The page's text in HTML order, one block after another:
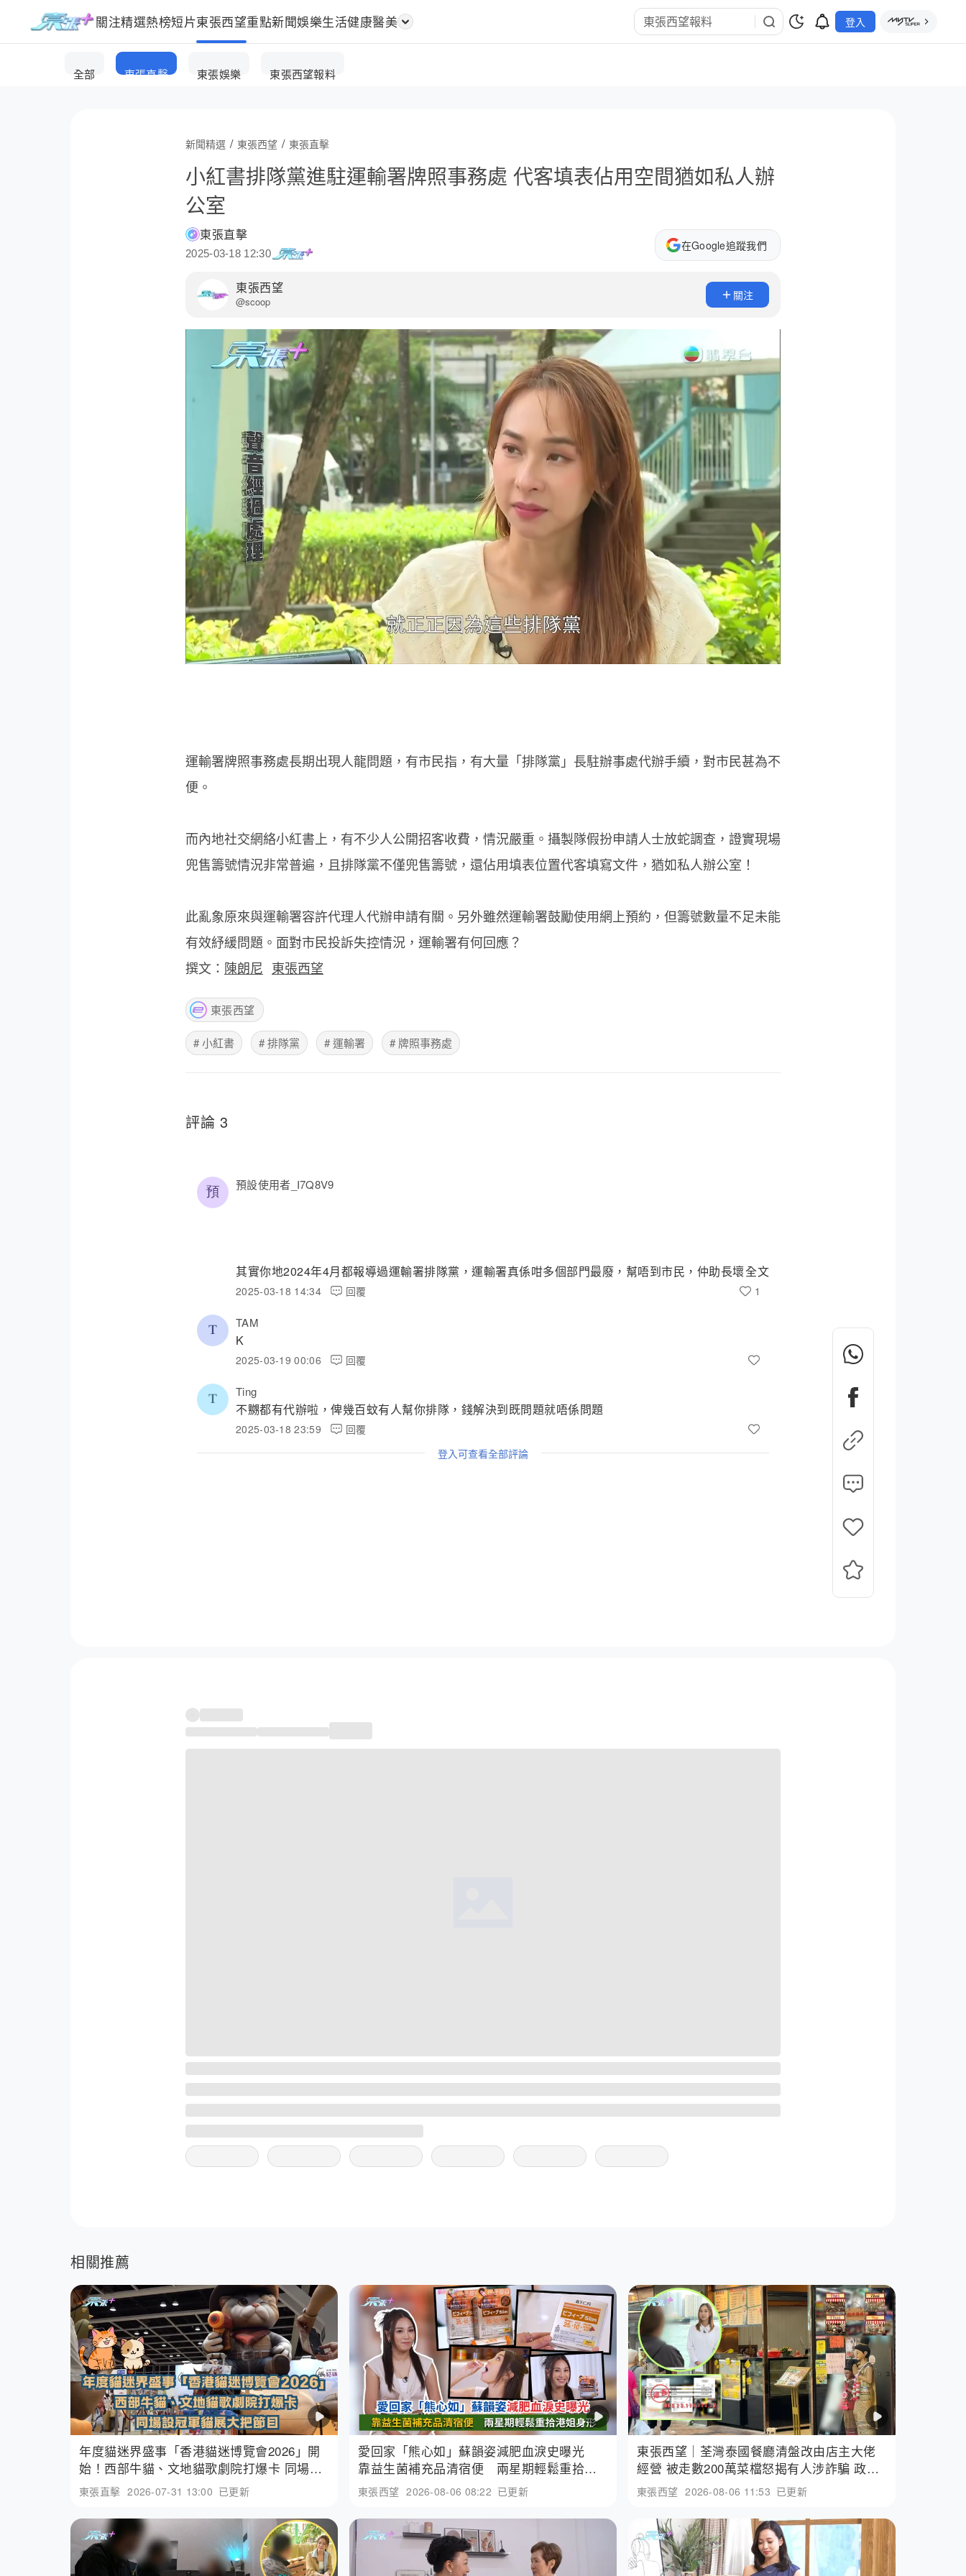
關注精選熱榜短片東張西望重點新聞娛樂生活健康醫美 登入
全部 東張直擊 東張娛樂 東張西望報料
新聞精選 / 東張西望 / 東張直擊
小紅書排隊黨進駐運輸署牌照事務處 代客填表佔用空間猶如私人辦
公室
東張直擊
2025-03-18 12:30
在Google追蹤我們
東張西望
@scoop 關注
運輸署牌照事務處長期出現人龍問題，有市民指，有大量「排隊黨」長駐辦事處代辦手續，對市民甚為不
便。
而內地社交網絡小紅書上，有不少人公開招客收費，情況嚴重。攝製隊假扮申請人士放蛇調查，證實現場
兜售籌號情況非常普遍，且排隊黨不僅兜售籌號，還佔用填表位置代客填寫文件，猶如私人辦公室！
此亂象原來與運輸署容許代理人代辦申請有關。另外雖然運輸署鼓勵使用網上預約，但籌號數量不足未能
有效紓緩問題。面對市民投訴失控情況，運輸署有何回應？
撰文： 陳朗尼 東張西望
東張西望
# 小紅書 # 排隊黨 # 運輸署 # 牌照事務處
評論 3
預設使用者_I7Q8V9
全文
其實你地2024年4月都報導過運輸署排隊黨，運輸署真係咁多個部門最廢，幫唔到市民，仲助長壞
行為。
我之前去排到，都排左成幾粒鐘，車行，阿姐玩曬，真正市民係用唔到，網上又有 d服務book 唔到，
要親身去，其實運輸署開多條隊，比親身既人做自己一份，可唔可以。
題。有需要人士用唔到。金鐘同長沙灣最離譜，排隊黨問題，全行都知300代排，我外行都知，運輸署
成年都無正視問題，同埋運輸署沙田同官塘有野又做唔到，失敗的運輸署。
曬咩，佢就話呢到個個都係，你咁講得罪好多人，佢仲要兇我，職員又唔幫手，超垃圾同失望。
2025-03-18 14:34 回覆 1
TAM
K
2025-03-19 00:06 回覆
Ting
不嬲都有代辦啦，俾幾百蚊有人幫你排隊，錢解決到既問題就唔係問題
2025-03-18 23:59
回覆
登入可查看全部評論
相關推薦
年度貓迷界盛事「香港貓迷博覽會2026」開
始！西部牛貓、文地貓歌劇院打爆卡 同場設
冠軍貓展大把節目
東張直擊 2026-07-31 13:00 已更新
愛回家「熊心如」蘇韻姿減肥血淚史曝光
靠益生菌補充品清宿便 兩星期輕鬆重拾港
姐身形
東張西望 2026-08-06 08:22 已更新
東張西望｜荃灣泰國餐廳清盤改由店主大佬
經營 被走數200萬菜檔怒揭有人涉詐騙 政府
擔保３千萬凍過水?
東張西望 2026-08-06 11:53 已更新